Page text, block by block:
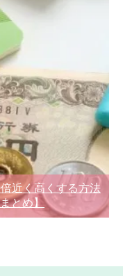
近く高くする方法
とめ】